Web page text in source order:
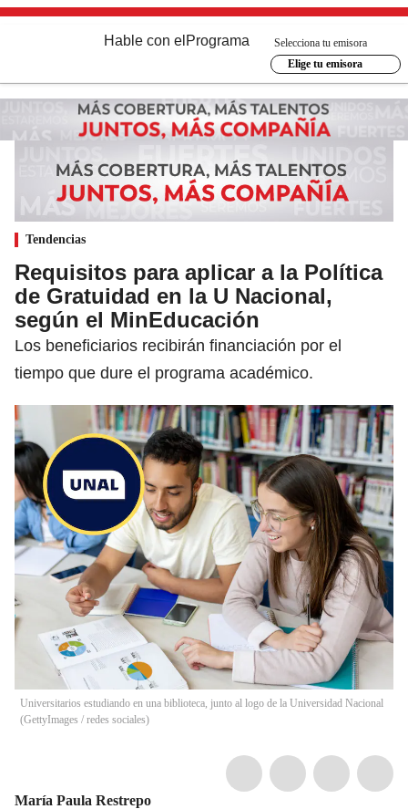
Hable con el Programa
Selecciona tu emisora
Elige tu emisora
Tendencias
Requisitos para aplicar a la Política
de Gratuidad en la U Nacional,
según el MinEducación
Los beneficiarios recibirán financiación por el
tiempo que dure el programa académico.
Universitarios estudiando en una biblioteca, junto al logo de la Universidad Nacional
(GettyImages / redes sociales)
María Paula Restrepo